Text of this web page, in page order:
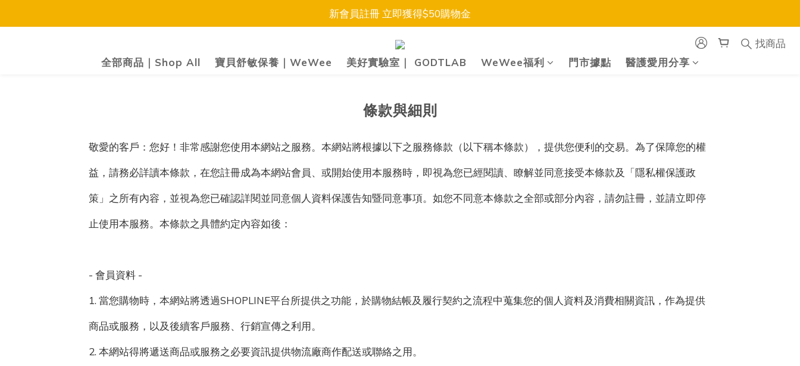
新會員註冊 立即獲得$50購物金
找商品
全部商品｜Shop All
寶貝舒敏保養｜WeWee 美好實驗室｜ GODTLAB WeWee福利 門市據點 醫護愛用分享
條款與細則
敬愛的客戶：您好！非常感謝您使用本網站之服務。本網站將根據以下之服務條款（以下稱本條款），提供您便利的交易。為了保障您的權
益，請務必詳讀本條款，在您註冊成為本網站會員、或開始使用本服務時，即視為您已經閱讀、瞭解並同意接受本條款及「隱私權保護政
策」之所有內容，並視為您已確認詳閱並同意個人資料保護告知暨同意事項。如您不同意本條款之全部或部分內容，請勿註冊，並請立即停
止使用本服務。本條款之具體約定內容如後：
- 會員資料 -
1. 當您購物時，本網站將透過SHOPLINE平台所提供之功能，於購物結帳及履行契約之流程中蒐集您的個人資料及消費相關資訊，作為提供
商品或服務，以及後續客戶服務、行銷宣傳之利用。
2. 本網站得將遞送商品或服務之必要資訊提供物流廠商作配送或聯絡之用。